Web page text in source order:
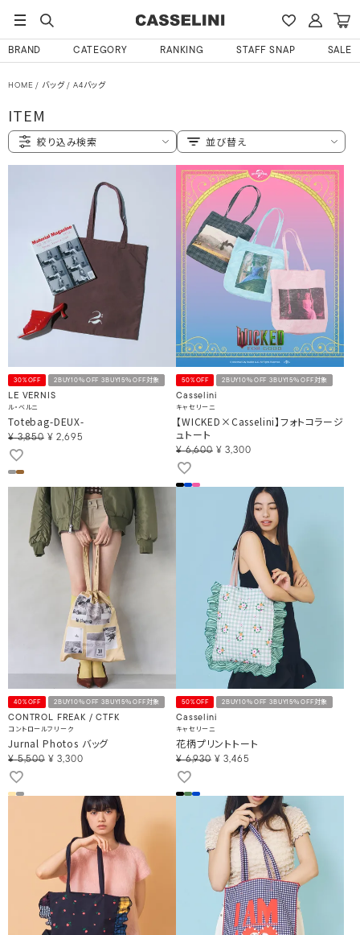
BRAND CATEGORY RANKING STAFF SNAP SALE
HOME バッグ A4バッグ
ITEM
絞り込み検索 並び替え
30%OFF 2BUY10％OFF 3BUY15％OFF対象
LE VERNIS
ル・ベルニ
Totebag-DEUX-
¥ 3,850 ¥ 2,695
50%OFF 2BUY10％OFF 3BUY15％OFF対象
Casselini
キャセリーニ
【WICKED×Casselini】フォトコラージ
ュトート
¥ 6,600 ¥ 3,300
40%OFF 2BUY10％OFF 3BUY15％OFF対象
CONTROL FREAK / CTFK
コントロールフリーク
Jurnal Photos バッグ
¥ 5,500 ¥ 3,300
50%OFF 2BUY10％OFF 3BUY15％OFF対象
Casselini
キャセリーニ
花柄プリントトート
¥ 6,930 ¥ 3,465